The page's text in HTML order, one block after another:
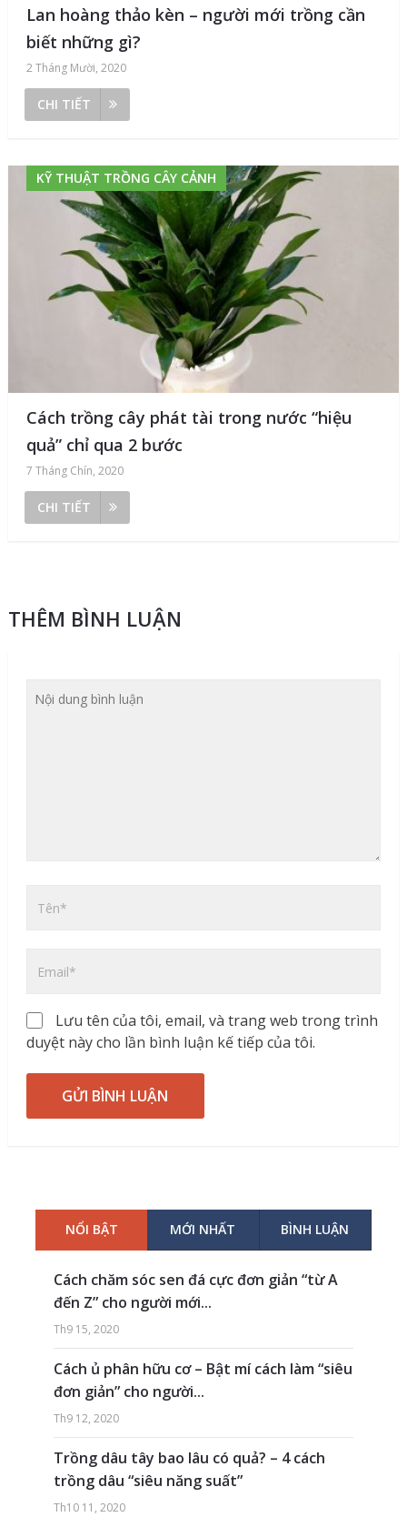
Lan hoàng thảo kèn – người mới trồng cần
biết những gì?
2 Tháng Mười, 2020
CHI TIẾT
KỸ THUẬT TRỒNG CÂY CẢNH
Cách trồng cây phát tài trong nước “hiệu
quả” chỉ qua 2 bước
7 Tháng Chín, 2020
CHI TIẾT
THÊM BÌNH LUẬN
Lưu tên của tôi, email, và trang web trong trình
duyệt này cho lần bình luận kế tiếp của tôi.
NỔI BẬT MỚI NHẤT BÌNH LUẬN
Cách chăm sóc sen đá cực đơn giản “từ A
đến Z” cho người mới...
Th9 15, 2020
Cách ủ phân hữu cơ – Bật mí cách làm “siêu
đơn giản” cho người...
Th9 12, 2020
Trồng dâu tây bao lâu có quả? – 4 cách
trồng dâu “siêu năng suất”
Th10 11, 2020